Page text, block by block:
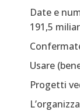
Date e
191,5
Usare
Progetti